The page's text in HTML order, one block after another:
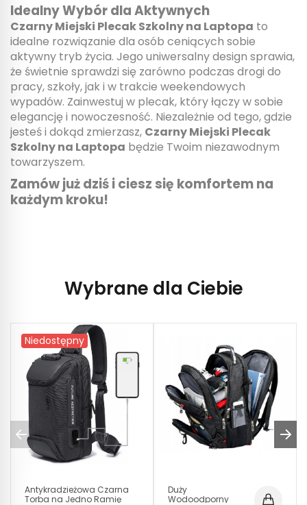
Idealny Wybór dla Aktywnych
Czarny Miejski Plecak Szkolny na Laptopa to
idealne rozwiązanie dla osób ceniących sobie
aktywny tryb życia. Jego uniwersalny design sprawia,
że świetnie sprawdzi się zarówno podczas drogi do
pracy, szkoły, jak i w trakcie weekendowych
wypadów. Zainwestuj w plecak, który łączy w sobie
elegancję i nowoczesność. Niezależnie od tego, gdzie
jesteś i dokąd zmierzasz, Czarny Miejski Plecak
Szkolny na Laptopa będzie Twoim niezawodnym
towarzyszem.
Zamów już dziś i ciesz się komfortem na
każdym kroku!
Wybrane dla Ciebie
Niedostępny
Antykradzieżowa Czarna
Torba na Jedno Ramię
Duży
Wodoodporny